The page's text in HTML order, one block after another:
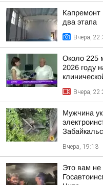
Капремонт
два этапа
Вчера,
Около 225
2026 году
Вчера,
Мужчина
Вчера, 19:13
Это вам не